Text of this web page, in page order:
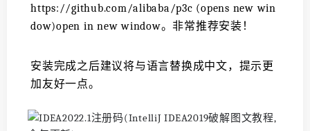
https://github.com/alibaba/p3c (opens new win
dow)open in new window。非常推荐安装！
安装完成之后建议将与语言替换成中文，提示更
加友好一点。